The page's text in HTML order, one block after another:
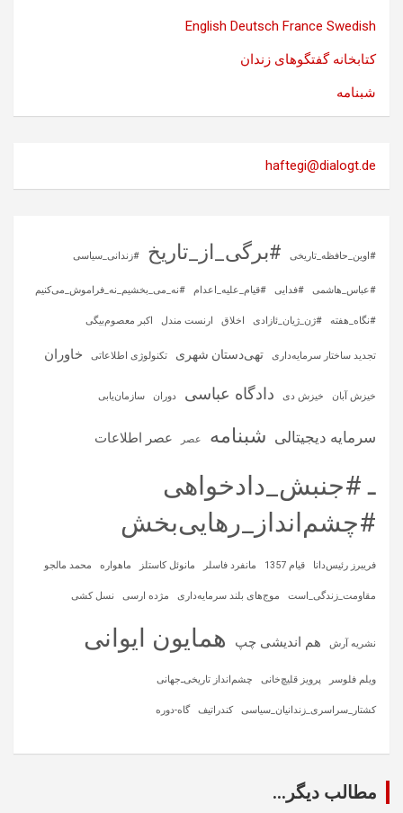
English Deutsch France Swedish
کتابخانه گفتگوهای زندان
شبنامه
haftegi@dialogt.de
#اوین_حافظه_تاریخی #برگی_از_تاریخ #زندانی_سیاسی
#عباس_هاشمی #فدایی #قیام_علیه_اعدام #نه_می_بخشیم_نه_فراموش_می‌کنیم
#نگاه_هفته #ژن_ژیان_ئازادی اخلاق ارنست مندل اکبر معصوم‌بیگی
تجدید ساختار سرمایه‌داری تهی‌دستان شهری تکنولوژی اطلاعاتی خاوران
خیزش آبان خیزش دی دادگاه عباسی دوران سازمان‌یابی
سرمایه‌ دیجیتالی شبنامه عصر عصر اطلاعات
ـ #جنبش_دادخواهی
#چشم‌انداز_رهایی‌بخش
فریبرز رئیس‌دانا قیام 1357 مانفرد فاسلر مانوئل کاستلز ماهواره‌ محمد مالجو
مقاومت_زندگی_است موج‌های بلند سرمایه‌داری مژده ارسی نسل کشی
نشریه آرش هم اندیشی چپ همایون ایوانی
ویلم فلوسر پرویز قلیچ‌خانی چشم‌انداز تاریخی‌ـ‌جهانی
کشتار_سراسری_زندانیان_سیاسی کندراتیف گاه-دوره
مطالب دیگر...